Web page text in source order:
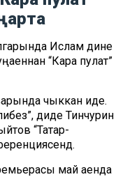
Ислам дине
“Кара пулат”
чыккан иде.
диде Тинчурин
“Татар-
май аенда